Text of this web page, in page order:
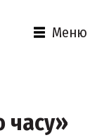
Меню
часу»